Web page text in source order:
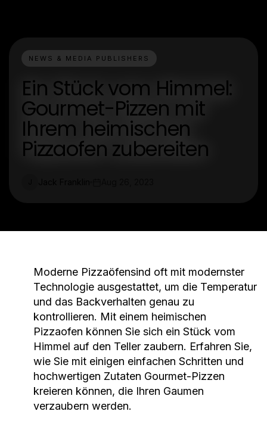
NEWS & MEDIA PUBLISHERS
Ein Stück vom Himmel:
Gourmet-Pizzen mit
Ihrem heimischen
Pizzaofen zubereiten
Moderne Pizzaöfensind oft mit modernster
Technologie ausgestattet, um die Temperatur
und das Backverhalten genau zu
kontrollieren. Mit einem heimischen
Pizzaofen können Sie sich ein Stück vom
Himmel auf den Teller zaubern. Erfahren Sie,
wie Sie mit einigen einfachen Schritten und
hochwertigen Zutaten Gourmet-Pizzen
kreieren können, die Ihren Gaumen
verzaubern werden.